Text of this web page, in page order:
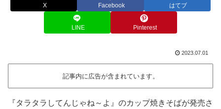
X Facebook はてブ
LINE Pinterest
2023.07.01
記事内に広告が含まれています。
『タラタラしてんじゃね～よ』のカップ焼きそばが発売さ